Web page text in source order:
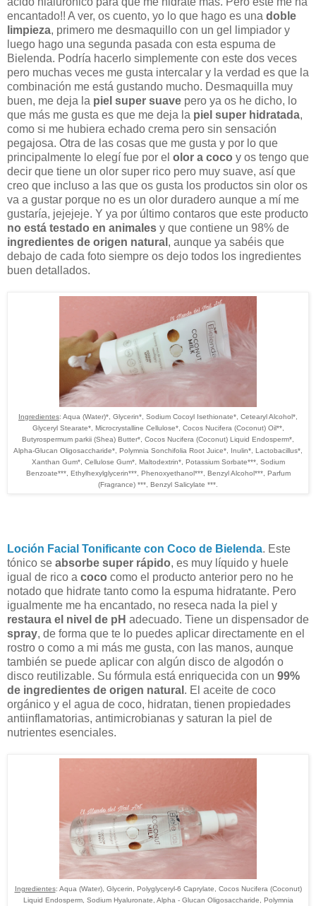
encantado!! A ver, os cuento, yo lo que hago es una doble
limpieza, primero me desmaquillo con un gel limpiador y
luego hago una segunda pasada con esta espuma de
Bielenda. Podría hacerlo simplemente con este dos veces
pero muchas veces me gusta intercalar y la verdad es que la
combinación me está gustando mucho. Desmaquilla muy
buen, me deja la piel super suave pero ya os he dicho, lo
que más me gusta es que me deja la piel super hidratada,
como si me hubiera echado crema pero sin sensación
pegajosa. Otra de las cosas que me gusta y por lo que
principalmente lo elegí fue por el olor a coco y os tengo que
decir que tiene un olor super rico pero muy suave, así que
creo que incluso a las que os gusta los productos sin olor os
va a gustar porque no es un olor duradero aunque a mí me
gustaría, jejejeje. Y ya por último contaros que este producto
no está testado en animales y que contiene un 98% de
ingredientes de origen natural , aunque ya sabéis que
debajo de cada foto siempre os dejo todos los ingredientes
buen detallados.
Ingredientes: Aqua (Water)*, Glycerin*, Sodium Cocoyl Isethionate*, Cetearyl Alcohol*,
Glyceryl Stearate*, Microcrystalline Cellulose*, Cocos Nucifera (Coconut) Oil**,
Butyrospermum parkii (Shea) Butter*, Cocos Nucifera (Coconut) Liquid Endosperm*,
Alpha-Glucan Oligosaccharide*, Polymnia Sonchifolia Root Juice*, Inulin*, Lactobacillus*,
Xanthan Gum*, Cellulose Gum*, Maltodextrin*, Potassium Sorbate***, Sodium
Benzoate***, Ethylhexylglycerin***, Phenoxyethanol***, Benzyl Alcohol***, Parfum
(Fragrance) ***, Benzyl Salicylate ***.
Loción Facial Tonificante con Coco de Bielenda. Este
tónico se absorbe super rápido, es muy líquido y huele
igual de rico a coco como el producto anterior pero no he
notado que hidrate tanto como la espuma hidratante. Pero
igualmente me ha encantado, no reseca nada la piel y
restaura el nivel de pH adecuado. Tiene un dispensador de
spray, de forma que te lo puedes aplicar directamente en el
rostro o como a mi más me gusta, con las manos, aunque
también se puede aplicar con algún disco de algodón o
disco reutilizable. Su fórmula está enriquecida con un 99%
de ingredientes de origen natural . El aceite de coco
orgánico y el agua de coco, hidratan, tienen propiedades
antiinflamatorias, antimicrobianas y saturan la piel de
nutrientes esenciales.
Ingredientes: Aqua (Water), Glycerin, Polyglyceryl-6 Caprylate, Cocos Nucifera (Coconut)
Liquid Endosperm, Sodium Hyaluronate, Alpha - Glucan Oligosaccharide, Polymnia